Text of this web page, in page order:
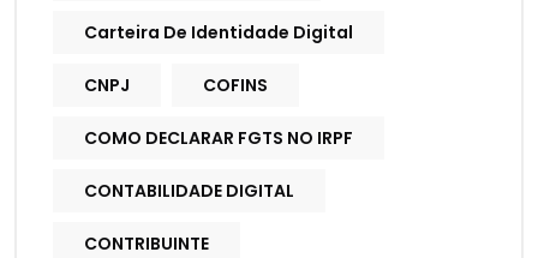
Carteira De Identidade Digital
CNPJ COFINS
COMO DECLARAR FGTS NO IRPF
CONTABILIDADE DIGITAL
CONTRIBUINTE